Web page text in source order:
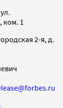
ком. 1
2-я, д.